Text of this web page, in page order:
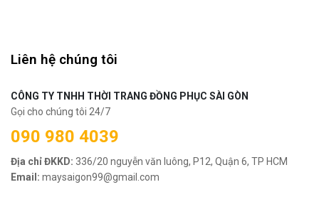
Liên hệ chúng tôi
CÔNG TY TNHH THỜI TRANG ĐỒNG PHỤC SÀI GÒN
Gọi cho chúng tôi 24/7
090 980 4039
Địa chỉ ĐKKD: 336/20 nguyễn văn luông, P12, Quận 6, TP HCM
Email: maysaigon99@gmail.com